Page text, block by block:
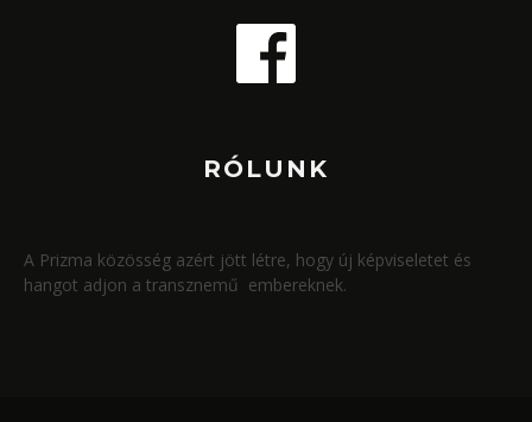
RÓLUNK
A Prizma közösség azért jött létre, hogy új képviseletet és
hangot adjon a transznemű embereknek.